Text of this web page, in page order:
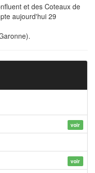
et des Coteaux de
aujourd'hui 29
voir
voir